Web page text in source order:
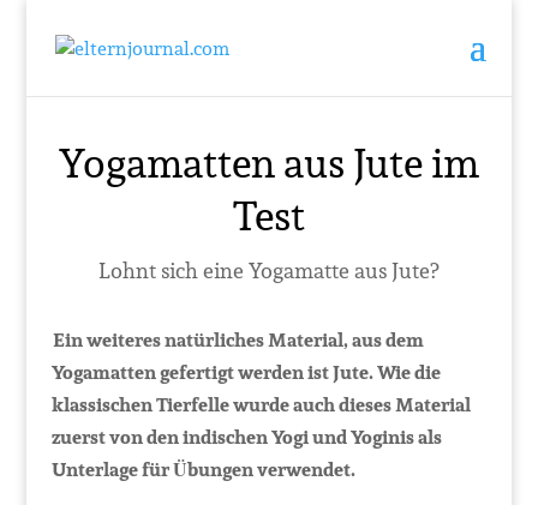
Yogamatten aus Jute im
Test
Lohnt sich eine Yogamatte aus Jute?
Ein weiteres natürliches Material, aus dem
Yogamatten gefertigt werden ist Jute. Wie die
klassischen Tierfelle wurde auch dieses Material
zuerst von den indischen Yogi und Yoginis als
Unterlage für Übungen verwendet.